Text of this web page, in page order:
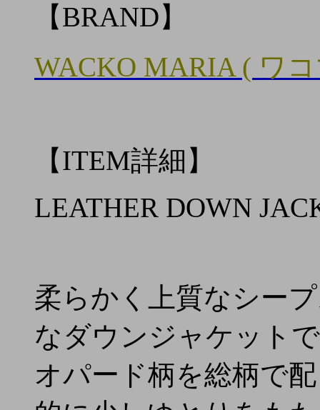
【BRAND】
WACKO MARIA ( ワ
【ITEM詳細】
LEATHER DOWN
柔らかく上質なシー
なダウンジャケット
オパード柄を総柄で